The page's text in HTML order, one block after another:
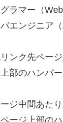
ラマー（Web
エンジニア（
ンク先ペー
部のハンバ
ジ中間あた